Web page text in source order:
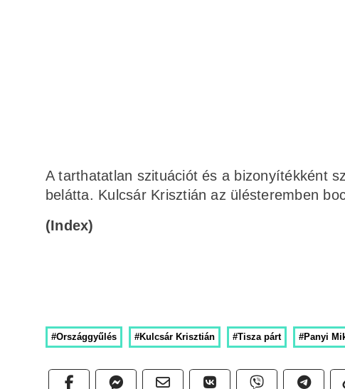
A tarthatatlan szituációt és a bizonyítékként
belátta. Kulcsár Krisztián az ülésteremben
(Index)
#Országgyűlés #Kulcsár Krisztián #Tisza párt #Panyi